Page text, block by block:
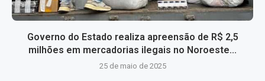
Governo do Estado realiza apreensão de R$ 2,5
milhões em mercadorias ilegais no Noroeste...
25 de maio de 2025